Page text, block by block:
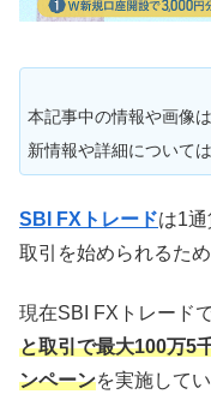
本記事中の情報や画像
新情報や詳細について
SBI FXトレードは1
取引を始められるた
現在SBI FXトレードで
と取引で最大100万5
ンペーンを実施してい